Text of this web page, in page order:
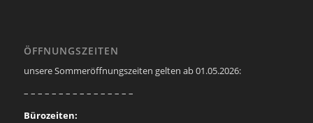
ÖFFNUNGSZEITEN
unsere Sommeröffnungszeiten gelten ab 01.05.2026:
– – – – – – – – – – – – – – – –
Bürozeiten: